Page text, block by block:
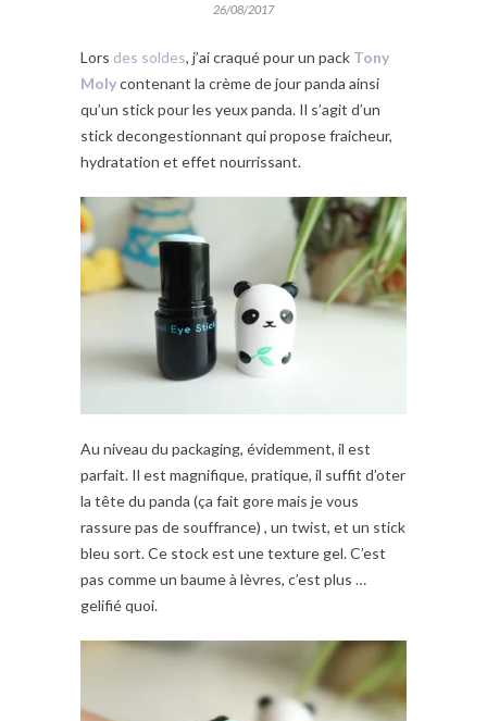
26/08/2017
Lors des soldes, j’ai craqué pour un pack Tony
Molycontenant la crème de jour panda ainsi
qu’un stick pour les yeux panda. Il s’agit d’un
stick decongestionnant qui propose fraicheur,
hydratation et effet nourrissant.
Au niveau du packaging, évidemment, il est
parfait. Il est magnifique, pratique, il suffit d’oter
la tête du panda (ça fait gore mais je vous
rassure pas de souffrance) , un twist, et un stick
bleu sort. Ce stock est une texture gel. C’est
pas comme un baume à lèvres, c’est plus …
gelifié quoi.